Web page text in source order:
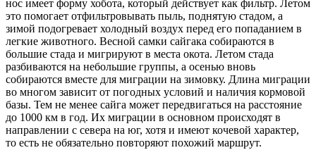
нос имеет форму хобота, который действует как фильтр. Летом
это помогает отфильтровывать пыль, поднятую стадом, а
зимой подогревает холодный воздух перед его попаданием в
легкие животного. Весной самки сайгака собираются в
большие стада и мигрируют в места окота. Летом стада
разбиваются на небольшие группы, а осенью вновь
собираются вместе для миграции на зимовку. Длина миграции
во многом зависит от погодных условий и наличия кормовой
базы. Тем не менее сайга может передвигаться на расстояние
до 1000 км в год. Их миграции в основном происходят в
направлении с севера на юг, хотя и имеют кочевой характер,
то есть не обязательно повторяют похожий маршрут.